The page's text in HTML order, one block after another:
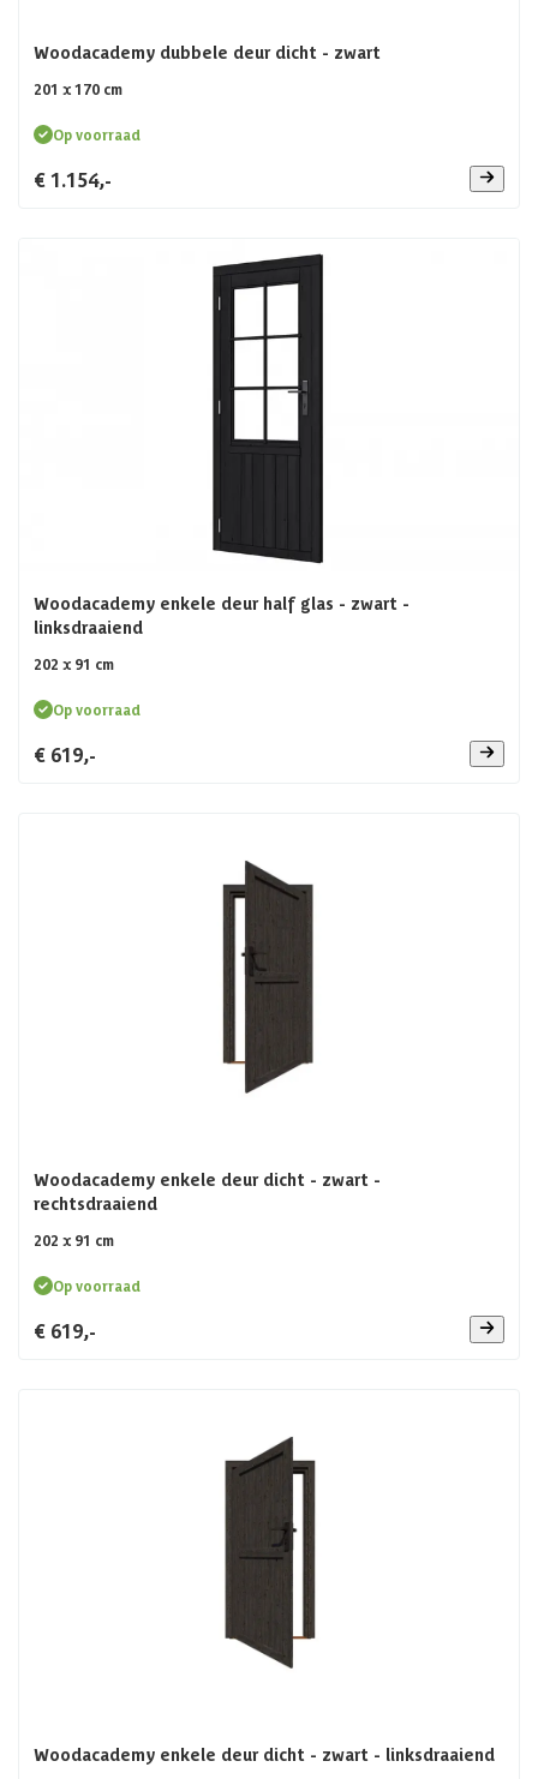
Woodacademy dubbele deur dicht - zwart
201 x 170 cm
Op voorraad
€ 1.154,-
Woodacademy enkele deur half glas - zwart -
linksdraaiend
202 x 91 cm
Op voorraad
€ 619,-
Woodacademy enkele deur dicht - zwart -
rechtsdraaiend
202 x 91 cm
Op voorraad
€ 619,-
Woodacademy enkele deur dicht - zwart - linksdraaiend